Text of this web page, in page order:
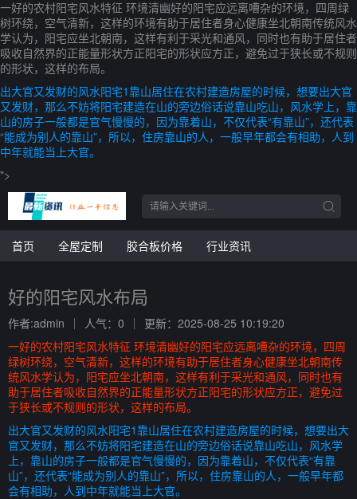
一好的农村阳宅风水特征 环境清幽好的阳宅应远离嘈杂的环境，四周绿
树环绕，空气清新，这样的环境有助于居住者身心健康坐北朝南传统风水
学认为，阳宅应坐北朝南，这样有利于采光和通风，同时也有助于居住者
吸收自然界的正能量形状方正阳宅的形状应方正，避免过于狭长或不规则
的形状，这样的布局。
出大官又发财的风水阳宅1靠山居住在农村建造房屋的时候，想要出大官
又发财，那么不妨将阳宅建造在山的旁边俗话说靠山吃山，风水学上，靠
山的房子一般都是官气慢慢的，因为靠着山，不仅代表“有靠山”，还代表
“能成为别人的靠山”，所以，住房靠山的人，一般早年都会有相助，人到
中年就能当上大官。
">
首页 全屋定制 胶合板价格 行业资讯
好的阳宅风水布局
作者:admin 人气：0
更新：2025-08-25 10:19:20
一好的农村阳宅风水特征 环境清幽好的阳宅应远离嘈杂的环境，四周
绿树环绕，空气清新，这样的环境有助于居住者身心健康坐北朝南传
统风水学认为，阳宅应坐北朝南，这样有利于采光和通风，同时也有
助于居住者吸收自然界的正能量形状方正阳宅的形状应方正，避免过
于狭长或不规则的形状，这样的布局。
出大官又发财的风水阳宅1靠山居住在农村建造房屋的时候，想要出大
官又发财，那么不妨将阳宅建造在山的旁边俗话说靠山吃山，风水学
上，靠山的房子一般都是官气慢慢的，因为靠着山，不仅代表“有靠
山”，还代表“能成为别人的靠山”，所以，住房靠山的人，一般早年都
会有相助，人到中年就能当上大官。